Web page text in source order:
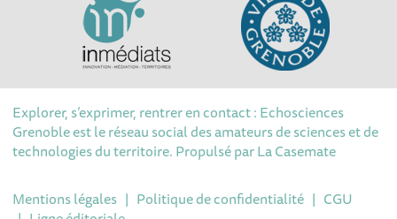
Explorer, s’exprimer, rentrer en contact : Echosciences
Grenoble est le réseau social des amateurs de sciences et de
technologies du territoire. Propulsé parLa Casemate
Mentions légales | Politique de confidentialité | CGU